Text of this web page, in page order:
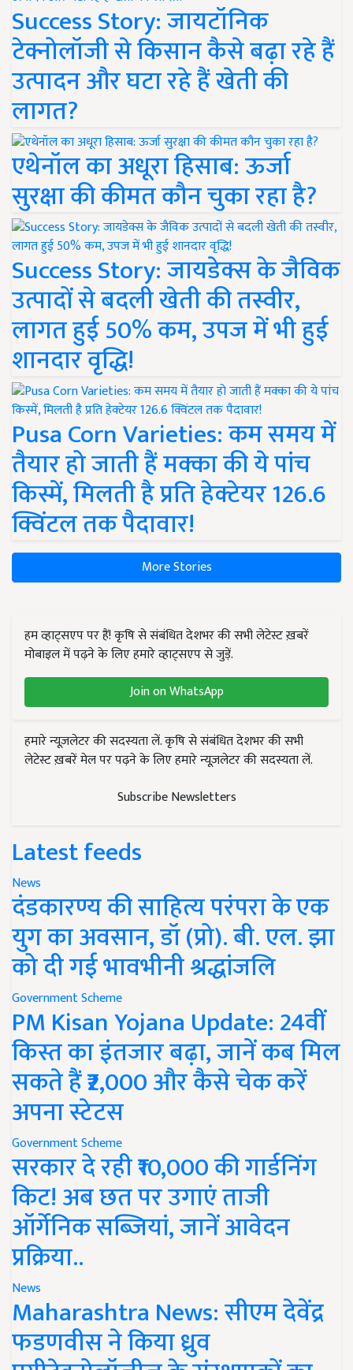
Success Story: जायटॉनिक
टेक्नोलॉजी से किसान कैसे बढ़ा रहे हैं
उत्पादन और घटा रहे हैं खेती की
लागत?
एथेनॉल का अधूरा हिसाब: ऊर्जा
सुरक्षा की कीमत कौन चुका रहा है?
Success Story: जायडेक्स के जैविक
उत्पादों से बदली खेती की तस्वीर,
लागत हुई 50% कम, उपज में भी हुई
शानदार वृद्धि!
Pusa Corn Varieties: कम समय में
तैयार हो जाती हैं मक्का की ये पांच
किस्में, मिलती है प्रति हेक्टेयर 126.6
क्विंटल तक पैदावार!
More Stories
हम व्हाट्सएप पर हैं! कृषि से संबंधित देशभर की सभी लेटेस्ट ख़बरें
मोबाइल में पढ़ने के लिए हमारे व्हाट्सएप से जुड़ें.
Join on WhatsApp
हमारे न्यूज़लेटर की सदस्यता लें. कृषि से संबंधित देशभर की सभी
लेटेस्ट ख़बरें मेल पर पढ़ने के लिए हमारे न्यूज़लेटर की सदस्यता लें.
Subscribe Newsletters
Latest feeds
News
दंडकारण्य की साहित्य परंपरा के एक
युग का अवसान, डॉ (प्रो). बी. एल. झा
को दी गई भावभीनी श्रद्धांजलि
Government Scheme
PM Kisan Yojana Update: 24वीं
किस्त का इंतजार बढ़ा, जानें कब मिल
सकते हैं ₹2,000 और कैसे चेक करें
अपना स्टेटस
Government Scheme
सरकार दे रही ₹10,000 की गार्डनिंग
किट! अब छत पर उगाएं ताजी
ऑर्गेनिक सब्जियां, जानें आवेदन
प्रक्रिया..
News
Maharashtra News: सीएम देवेंद्र
फडणवीस ने किया ध्रुव